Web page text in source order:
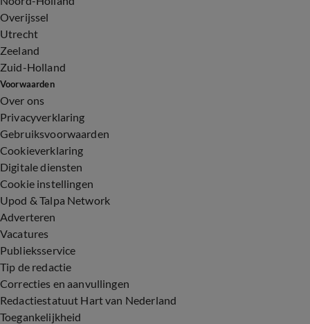
Overijssel
Utrecht
Zeeland
Zuid-Holland
Voorwaarden
Over ons
Privacyverklaring
Gebruiksvoorwaarden
Cookieverklaring
Digitale diensten
Cookie instellingen
Upod & Talpa Network
Adverteren
Vacatures
Publieksservice
Tip de redactie
Correcties en aanvullingen
Redactiestatuut Hart van Nederland
Toegankelijkheid